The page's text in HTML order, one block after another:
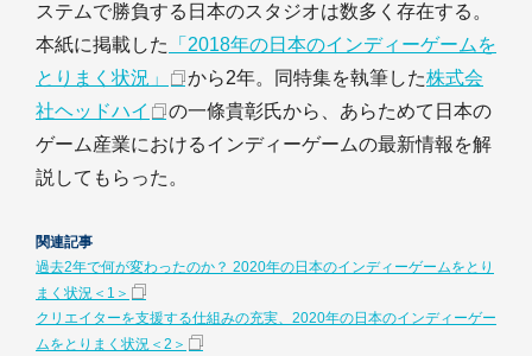
ステムで勝負する日本のスタジオは数多く存在する。
本紙に掲載した
「2018年の日本のインディーゲームを
とりまく状況」
から2年。同特集を執筆した株式会
社ヘッドハイ
の一條貴彰氏から、あらためて日本の
ゲーム産業におけるインディーゲームの最新情報を解
説してもらった。
関連記事
過去2年で何が変わったのか？ 2020年の日本のインディーゲームをとり
まく状況＜1＞
クリエイターを支援する仕組みの充実、2020年の日本のインディーゲー
ムをとりまく状況＜2＞